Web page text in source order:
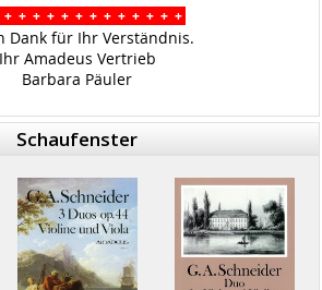
+ + + + + + + + + + + + +
Dank für Ihr Verständnis.
Ihr Amadeus Vertrieb
Barbara Päuler
Schaufenster